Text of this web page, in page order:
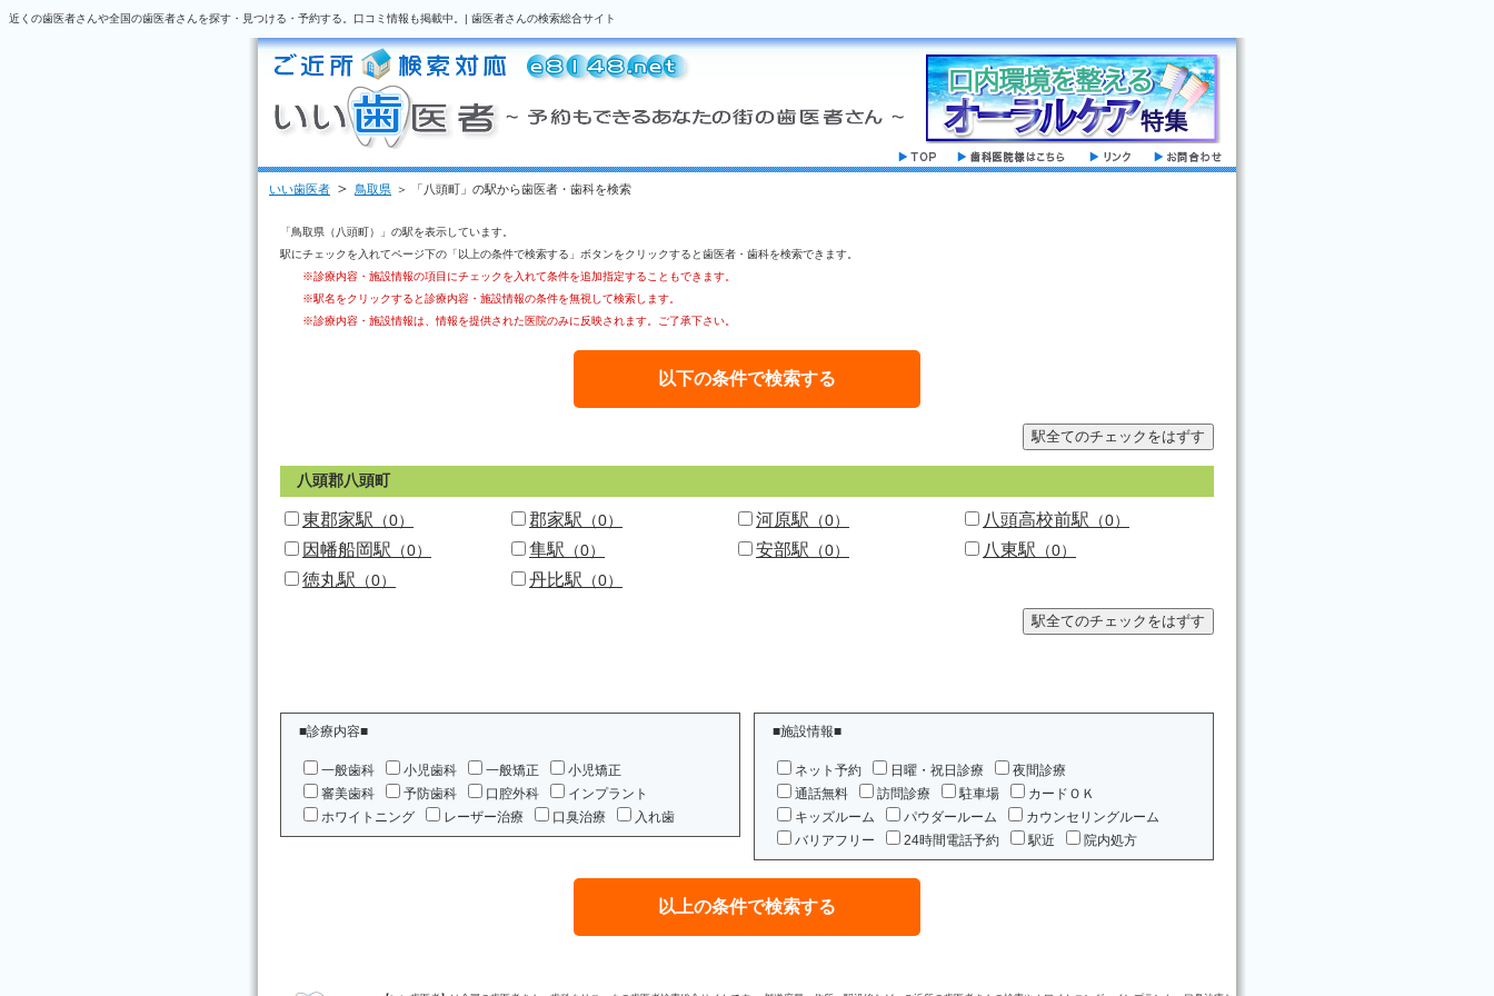
近くの歯医者さんや全国の歯医者さんを探す・見つける・予約する。口コミ情報も掲載中。| 歯医者さんの検索総合サイト
いい歯医者 ＞ 鳥取県 ＞ 「八頭町」の駅から歯医者・歯科を検索
「鳥取県（八頭町）」の駅を表示しています。
駅にチェックを入れてページ下の「以上の条件で検索する」ボタンをクリックすると歯医者・歯科を検索できます。
※診療内容・施設情報の項目にチェックを入れて条件を追加指定することもできます。
※駅名をクリックすると診療内容・施設情報の条件を無視して検索します。
※診療内容・施設情報は、情報を提供された医院のみに反映されます。ご了承下さい。
八頭郡八頭町
東郡家駅 （0） 郡家駅 （0） 河原駅 （0） 八頭高校前駅 （0）
因幡船岡駅 （0） 隼駅 （0） 安部駅 （0） 八東駅 （0）
徳丸駅 （0） 丹比駅 （0）
■診療内容■
一般歯科 小児歯科 一般矯正
小児矯正
審美歯科
予防歯科 口腔外科
インプラント
ホワイトニング
レーザー治療 口臭治療 入れ歯
■施設情報■
ネット予約 日曜・祝日診療
夜間診療
通話無料
訪問診療 駐車場
カードＯＫ
キッズルーム
パウダールーム
カウンセリングルーム
バリアフリー
24時間電話予約 駅近 院内処方